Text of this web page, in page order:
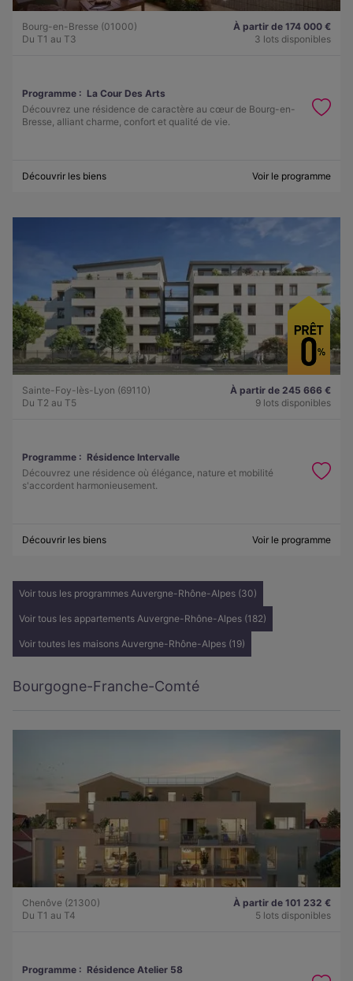
Bourg-en-Bresse (01000)
Du T1 au T3
À partir de 174 000 €
3 lots disponibles
Programme : La Cour Des Arts
Découvrez une résidence de caractère au cœur de Bourg-en-
Bresse, alliant charme, confort et qualité de vie.
Découvrir les biens Voir le programme
Sainte-Foy-lès-Lyon (69110)
Du T2 au T5
À partir de 245 666 €
9 lots disponibles
Programme : Résidence Intervalle
Découvrez une résidence où élégance, nature et mobilité
s'accordent harmonieusement.
Découvrir les biens Voir le programme
Voir tous les programmes Auvergne-Rhône-Alpes (30)
Voir tous les appartements Auvergne-Rhône-Alpes (182)
Voir toutes les maisons Auvergne-Rhône-Alpes (19)
Bourgogne-Franche-Comté
Chenôve (21300)
Du T1 au T4
À partir de 101 232 €
5 lots disponibles
Programme : Résidence Atelier 58